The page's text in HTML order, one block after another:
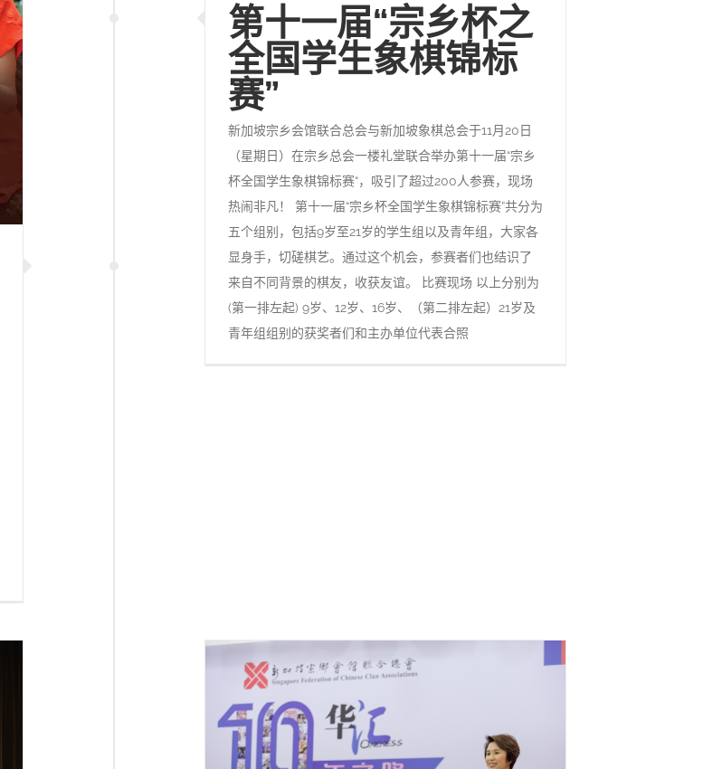
第十一届“宗乡杯之
全国学生象棋锦标
赛”
新加坡宗乡会馆联合总会与新加坡象棋总会于11月20日
（星期日）在宗乡总会一楼礼堂联合举办第十一届“宗乡
杯全国学生象棋锦标赛“，吸引了超过200人参赛，现场
热闹非凡！ 第十一届“宗乡杯全国学生象棋锦标赛”共分为
五个组别，包括9岁至21岁的学生组以及青年组，大家各
显身手，切磋棋艺。通过这个机会，参赛者们也结识了
来自不同背景的棋友，收获友谊。 比赛现场 以上分别为
(第一排左起) 9岁、12岁、16岁、（第二排左起）21岁及
青年组组别的获奖者们和主办单位代表合照